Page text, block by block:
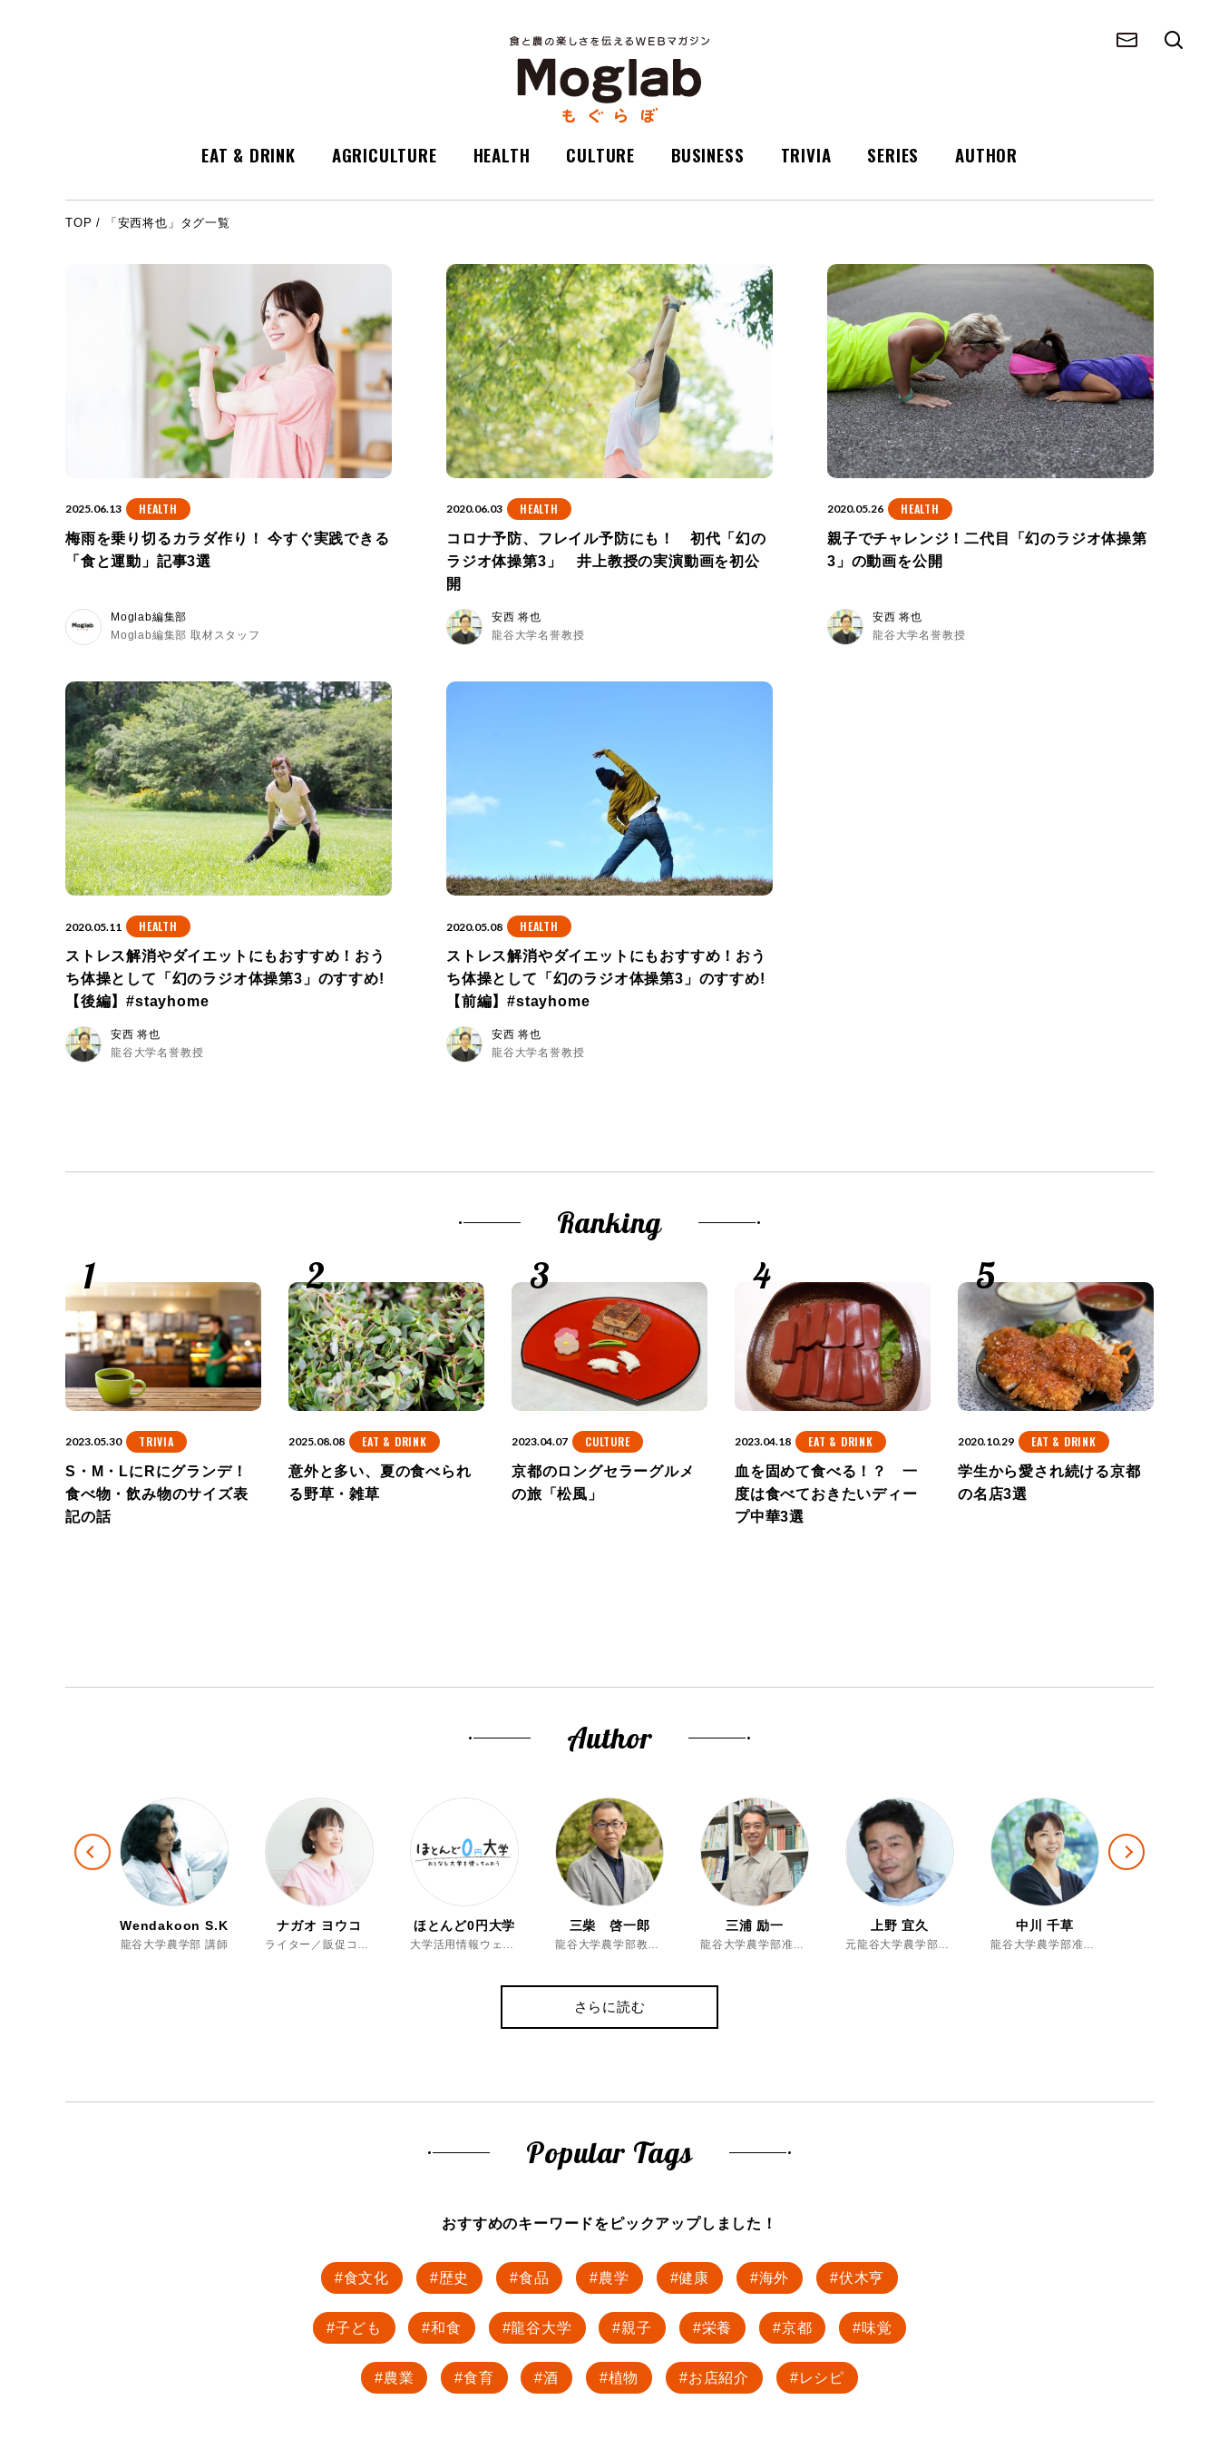
EAT & DRINK AGRICULTURE HEALTH CULTURE BUSINESS TRIVIA SERIES AUTHOR
TOP / 「安西将也」タグ一覧
2025.06.13
HEALTH
梅雨を乗り切るカラダ作り！ 今すぐ実践できる
「食と運動」記事3選
Moglab編集部
Moglab編集部 取材スタッフ
2020.06.03
HEALTH
コロナ予防、フレイル予防にも！ 初代「幻の
ラジオ体操第3」 井上教授の実演動画を初公
開
安西 将也
龍谷大学名誉教授
2020.05.26
HEALTH
親子でチャレンジ！二代目「幻のラジオ体操第
3」の動画を公開
安西 将也
龍谷大学名誉教授
2020.05.11
HEALTH
ストレス解消やダイエットにもおすすめ！おう
ち体操として「幻のラジオ体操第3」のすすめ!
【後編】#stayhome
安西 将也
龍谷大学名誉教授
2020.05.08
HEALTH
ストレス解消やダイエットにもおすすめ！おう
ち体操として「幻のラジオ体操第3」のすすめ!
【前編】#stayhome
安西 将也
龍谷大学名誉教授
Ranking
2023.05.30
TRIVIA
S・M・LにRにグランデ！
食べ物・飲み物のサイズ表
記の話
2025.08.08
EAT & DRINK
意外と多い、夏の食べられ
る野草・雑草
2023.04.07
CULTURE
京都のロングセラーグルメ
の旅「松風」
2023.04.18
EAT & DRINK
血を固めて食べる！？ 一
度は食べておきたいディー
プ中華3選
2020.10.29
EAT & DRINK
学生から愛され続ける京都
の名店3選
Author
Previous
Wendakoon S.K.
龍谷大学農学部 講師
ナガオ ヨウコ
ライター／販促コンサルタント
ほとんど0円大学
大学活用情報ウェブマガジン
三柴 啓一郎
龍谷大学農学部教授、博士（農学）
三浦 励一
龍谷大学農学部准教授、博士（農学）
上野 宜久
元龍谷大学農学部実験実習助手Ⅰ、博士（農学）
中川 千草
龍谷大学農学部准教授
Next
さらに読む
Popular Tags
おすすめのキーワードを ピックアップしました！
食文化 歴史 食品 農学 健康 海外 伏木亨
子ども 和食 龍谷大学 親子 栄養 京都 味覚
農業 食育 酒 植物 お店紹介 レシピ